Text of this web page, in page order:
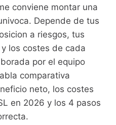
conviene montar una
Depende de tus
a riesgos, tus
los costes de cada
por el equipo
comparativa
neto, los costes
en 2026 y los 4 pasos